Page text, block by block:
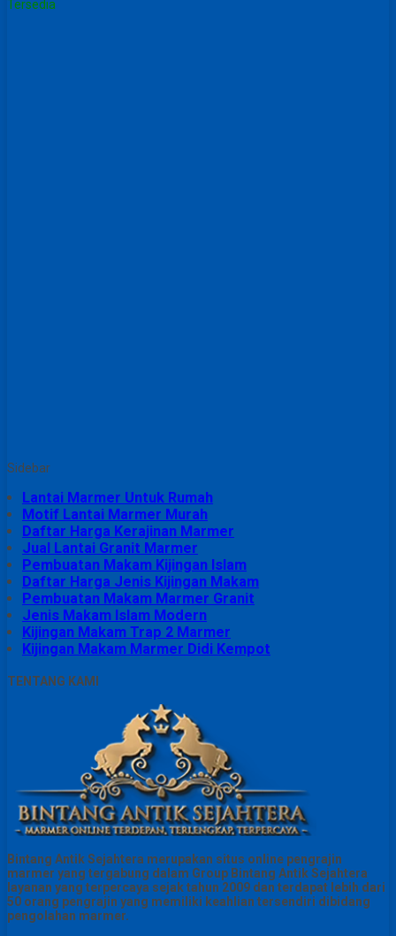
Tersedia
Sidebar
Lantai Marmer Untuk Rumah
Motif Lantai Marmer Murah
Daftar Harga Kerajinan Marmer
Jual Lantai Granit Marmer
Pembuatan Makam Kijingan Islam
Daftar Harga Jenis Kijingan Makam
Pembuatan Makam Marmer Granit
Jenis Makam Islam Modern
Kijingan Makam Trap 2 Marmer
Kijingan Makam Marmer Didi Kempot
TENTANG KAMI
Bintang Antik Sejahtera merupakan situs online pengrajin
marmer yang tergabung dalam Group Bintang Antik Sejahtera
layanan yang terpercaya sejak tahun 2009 dan terdapat lebih dari
50 orang pengrajin yang memiliki keahlian tersendiri dibidang
pengolahan marmer.